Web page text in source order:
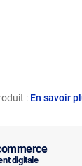
digitale
: En savoir